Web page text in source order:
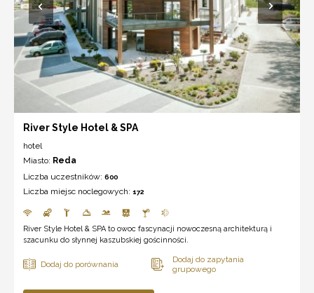
River Style Hotel & SPA
hotel
Miasto: Reda
Liczba uczestników: 600
Liczba miejsc noclegowych: 172
River Style Hotel & SPA to owoc fascynacji nowoczesną architekturą i
szacunku do słynnej kaszubskiej gościnności.